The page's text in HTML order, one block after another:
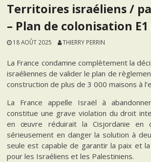
Territoires israéliens /
– Plan de colonisation E1
18 AOÛT 2025 THIERRY PERRIN
La France condamne complètement la
israéliennes de valider le plan de
construction de plus de 3 000 maisons à
La France appelle Israël à
constitue une grave violation du droit
en œuvre réduirait la Cisjordanie en
sérieusement en danger la solution à
seule est capable de garantir la paix et
pour les Israéliens et les Palestiniens.